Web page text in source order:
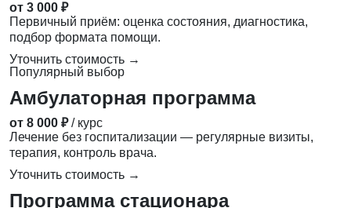
от 3 000 ₽
Первичный приём: оценка состояния, диагностика,
подбор формата помощи.
Уточнить стоимость →
Популярный выбор
Амбулаторная программа
от 8 000 ₽ / курс
Лечение без госпитализации — регулярные визиты,
терапия, контроль врача.
Уточнить стоимость →
Программа стационара